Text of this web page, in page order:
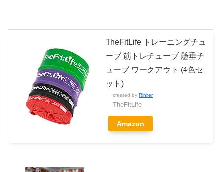
TheFitLife トレーニングチュ
ーブ 筋トレチューブ 懸垂チ
ューブ ワークアウト (4色セ
ット)
created by Rinker
TheFitLife
Amazon